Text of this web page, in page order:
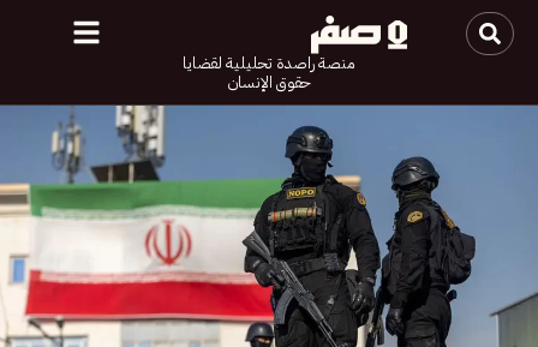
منصة راصدة تحليلية لقضايا
حقوق الإنسان